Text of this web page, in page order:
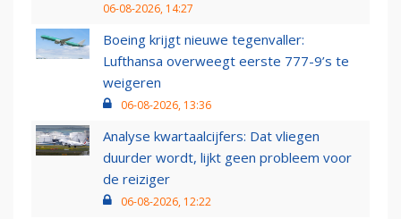
06-08-2026, 14:27
Boeing krijgt nieuwe tegenvaller:
Lufthansa overweegt eerste 777-9’s te
weigeren
06-08-2026, 13:36
Analyse kwartaalcijfers: Dat vliegen
duurder wordt, lijkt geen probleem voor
de reiziger
06-08-2026, 12:22